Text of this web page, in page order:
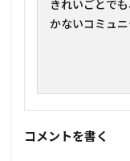
きれいごとで
かないコミュ
コメントを書く